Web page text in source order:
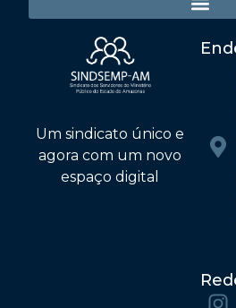
Um sindicato único e
agora com um novo
espaço digital